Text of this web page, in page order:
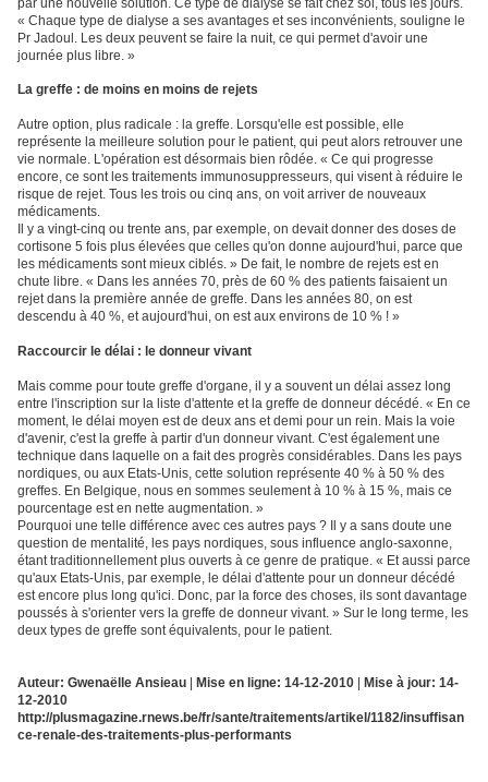
« Chaque type de dialyse a ses avantages et ses inconvénients, souligne le
Pr Jadoul. Les deux peuvent se faire la nuit, ce qui permet d'avoir une
journée plus libre. »
La greffe : de moins en moins de rejets
Autre option, plus radicale : la greffe. Lorsqu'elle est possible, elle
représente la meilleure solution pour le patient, qui peut alors retrouver une
vie normale. L'opération est désormais bien rôdée. « Ce qui progresse
encore, ce sont les traitements immunosuppresseurs, qui visent à réduire le
risque de rejet. Tous les trois ou cinq ans, on voit arriver de nouveaux
médicaments.
Il y a vingt-cinq ou trente ans, par exemple, on devait donner des doses de
cortisone 5 fois plus élevées que celles qu'on donne aujourd'hui, parce que
les médicaments sont mieux ciblés. » De fait, le nombre de rejets est en
chute libre. « Dans les années 70, près de 60 % des patients faisaient un
rejet dans la première année de greffe. Dans les années 80, on est
descendu à 40 %, et aujourd'hui, on est aux environs de 10 % ! »
Raccourcir le délai : le donneur vivant
Mais comme pour toute greffe d'organe, il y a souvent un délai assez long
entre l'inscription sur la liste d'attente et la greffe de donneur décédé. « En ce
moment, le délai moyen est de deux ans et demi pour un rein. Mais la voie
d'avenir, c'est la greffe à partir d'un donneur vivant. C'est également une
technique dans laquelle on a fait des progrès considérables. Dans les pays
nordiques, ou aux Etats-Unis, cette solution représente 40 % à 50 % des
greffes. En Belgique, nous en sommes seulement à 10 % à 15 %, mais ce
pourcentage est en nette augmentation. »
Pourquoi une telle différence avec ces autres pays ? Il y a sans doute une
question de mentalité, les pays nordiques, sous influence anglo-saxonne,
étant traditionnellement plus ouverts à ce genre de pratique. « Et aussi parce
qu'aux Etats-Unis, par exemple, le délai d'attente pour un donneur décédé
est encore plus long qu'ici. Donc, par la force des choses, ils sont davantage
poussés à s'orienter vers la greffe de donneur vivant. » Sur le long terme, les
deux types de greffe sont équivalents, pour le patient.
Auteur: Gwenaëlle Ansieau Mise en ligne: 14-12-2010
Mise à jour: 14-
12-2010
http://plusmagazine.rnews.be/fr/sante/traitements/artikel/1182/insuffisan
ce-renale-des-traitements-plus-performants